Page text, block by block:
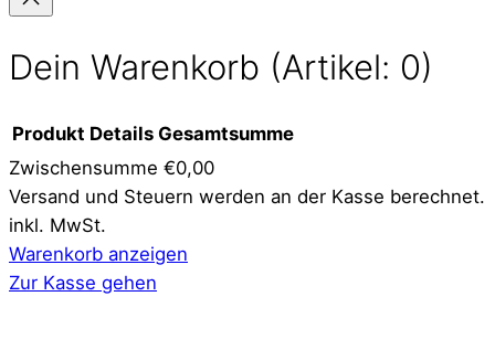
Dein Warenkorb (Artikel: 0)
Produkte
im
Warenkorb
Produkt Details Gesamtsumme
Zwischensumme €0,00
Versand und Steuern werden an der Kasse berechnet.
inkl. MwSt.
Warenkorb anzeigen
Zur Kasse gehen